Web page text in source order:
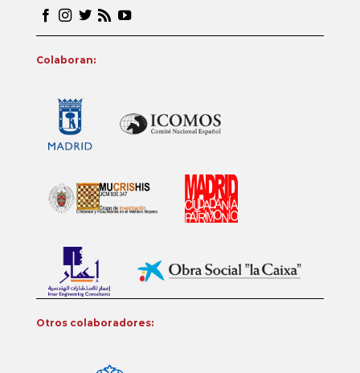
Colaboran:
Otros colaboradores: